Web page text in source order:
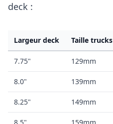
deck :
Largeur deck Taille trucks
7.75" 129mm
8.0" 139mm
8.25" 149mm